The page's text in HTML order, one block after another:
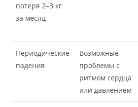
потеря 2–3 кг
за месяц
Периодические
падения
Возможные
проблемы с
ритмом сердца
или давлением